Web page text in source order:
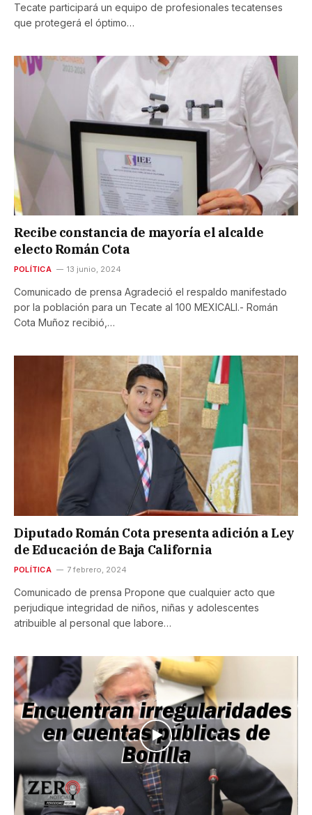
Tecate participará un equipo de profesionales tecatenses
que protegerá el óptimo…
Recibe constancia de mayoría el alcalde
electo Román Cota
POLÍTICA 13 junio, 2024
Comunicado de prensa Agradeció el respaldo manifestado
por la población para un Tecate al 100 MEXICALI.- Román
Cota Muñoz recibió,…
Diputado Román Cota presenta adición a Ley
de Educación de Baja California
POLÍTICA 7 febrero, 2024
Comunicado de prensa Propone que cualquier acto que
perjudique integridad de niños, niñas y adolescentes
atribuible al personal que labore…